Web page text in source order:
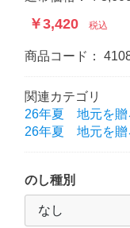
￥3,420 税込
商品コード：
関連カテゴリ
26年夏 地元を贈
26年夏 地元を贈
のし種別